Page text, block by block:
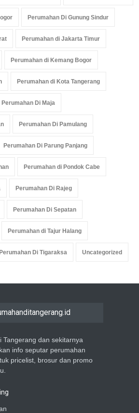
Perumahan Di Gunung Sindur
Perumahan di Jakarta Timur
Perumahan di Kemang Bogor
Perumahan di Kota Tangerang
Perumahan Di Maja
Perumahan Di Pamulang
Perumahan Di Parung Panjang
Perumahan di Pondok Cabe
Perumahan Di Rajeg
Perumahan Di Sepatan
Perumahan di Tajur Halang
Perumahan Di Tigaraksa Uncategorized
Tangerang dan sekitarnya
info seputar perumahan
pricelist, brosur dan promo